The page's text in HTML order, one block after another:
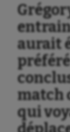
aurait
match
qui